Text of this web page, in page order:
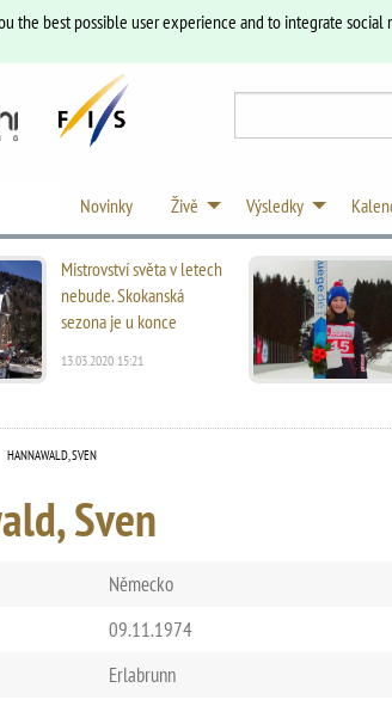
the best possible user experience and to integrate social
Novinky Živě Výsledky
Mistrovství světa v letech
nebude. Skokanská
sezona je u konce
13.03.2020 15:21
CURRENT:
HANNAWALD, SVEN
Sven
Německo
09.11.1974
Erlabrunn